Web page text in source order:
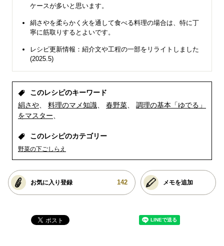
ケースが多いと思います。
絹さやを柔らかく火を通して食べる料理の場合は、特に丁
寧に筋取りするとよいです。
レシピ更新情報：紹介文や工程の一部をリライトしました
(2025.5)
このレシピのキーワード
絹さや
料理のマメ知識 春野菜
調理の基本「ゆでる」
をマスター
このレシピのカテゴリー
野菜の下ごしらえ
お気に入り登録 142 メモを追加